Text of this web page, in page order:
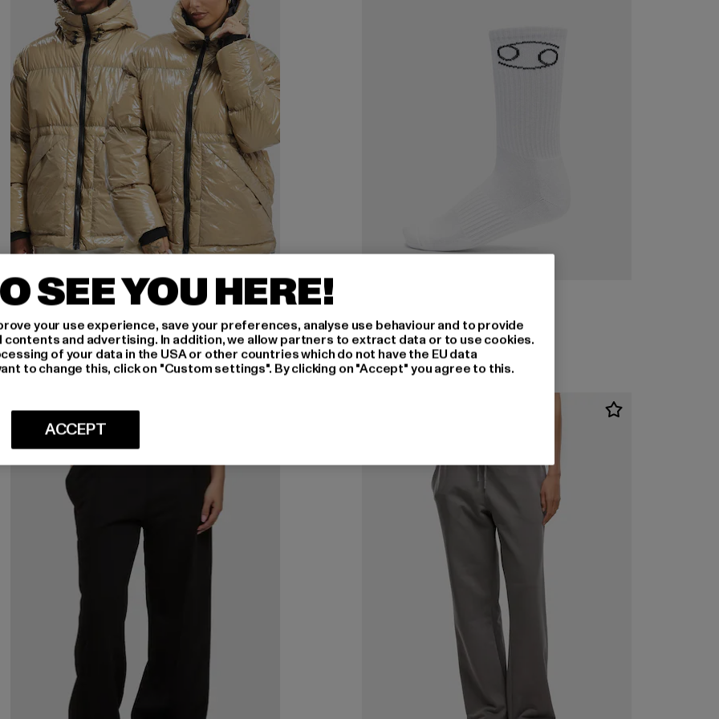
DEF
Shiny
69,99 EUR
Prix courant: 69,99 EUR
99,99 EURPrix en promotion: 99,99 EUR
6,99 EUR
Prix courant: 6,99 EUR
-20%
SEE YOU HERE!
your use experience, save your preferences, analyse use behaviour and to provide
and advertising. In addition, we allow partners to extract data or to use cookies.
of your data in the USA or other countries which do not have the EU data
to change this, click on "Custom settings". By clicking on "Accept" you agree to this.
ACCEPT